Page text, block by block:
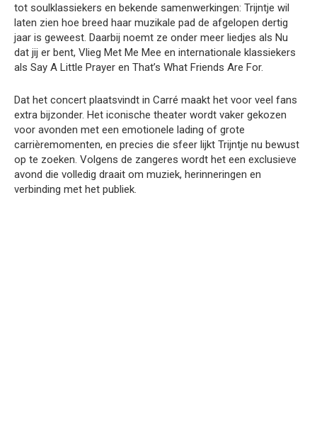
tot soulklassiekers en bekende samenwerkingen: Trijntje wil
laten zien hoe breed haar muzikale pad de afgelopen dertig
jaar is geweest. Daarbij noemt ze onder meer liedjes als Nu
dat jij er bent, Vlieg Met Me Mee en internationale klassiekers
als Say A Little Prayer en That’s What Friends Are For.
Dat het concert plaatsvindt in Carré maakt het voor veel fans
extra bijzonder. Het iconische theater wordt vaker gekozen
voor avonden met een emotionele lading of grote
carrièremomenten, en precies die sfeer lijkt Trijntje nu bewust
op te zoeken. Volgens de zangeres wordt het een exclusieve
avond die volledig draait om muziek, herinneringen en
verbinding met het publiek.